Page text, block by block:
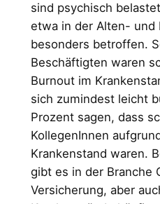
sind psychisch
etwa in der Alten- und
besonders betroffen.
Beschäftigten waren
Burnout im
sich zumindest leicht
Prozent sagen, dass
KollegenInnen
Krankenstand waren.
gibt es in der Branche
Versicherung, aber